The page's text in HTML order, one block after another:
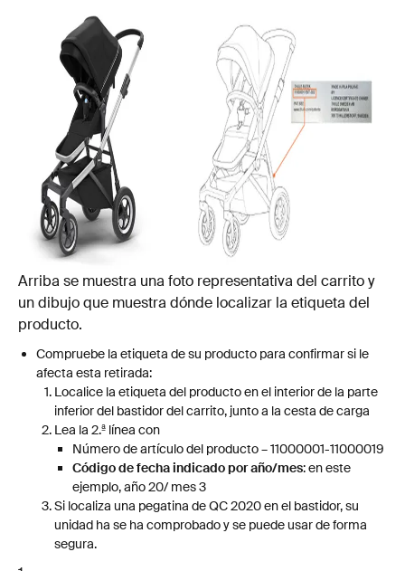
Arriba se muestra una foto representativa del carrito y
un dibujo que muestra dónde localizar la etiqueta del
producto.
Compruebe la etiqueta de su producto para confirmar si le
afecta esta retirada:
Localice la etiqueta del producto en el interior de la parte
inferior del bastidor del carrito, junto a la cesta de carga
Lea la 2.ª línea con
Número de artículo del producto – 11000001-11000019
Código de fecha indicado por año/mes: en este
ejemplo, año 20/ mes 3
Si localiza una pegatina de QC 2020 en el bastidor, su
unidad ha se ha comprobado y se puede usar de forma
segura.